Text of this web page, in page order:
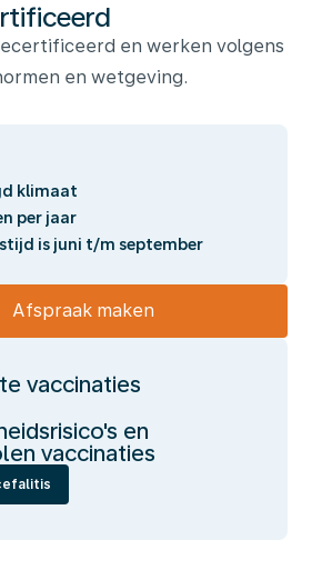
en werken volgens
en wetgeving.
klimaat
per jaar
is juni t/m september
Afspraak maken
vaccinaties
en
vaccinaties